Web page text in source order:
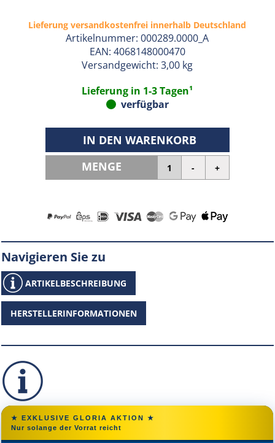
Lieferung versandkostenfrei innerhalb Deutschland
Artikelnummer:000289.0000_A
EAN: 4068148000470
Versandgewicht: 3,00 kg
Lieferung in 1-3 Tagen¹
verfügbar
IN DEN WARENKORB
MENGE
Navigieren Sie zu
ARTIKELBESCHREIBUNG
HERSTELLERINFORMATIONEN
★ EXKLUSIVE GLORIA AKTION ★
Nur solange der Vorrat reicht